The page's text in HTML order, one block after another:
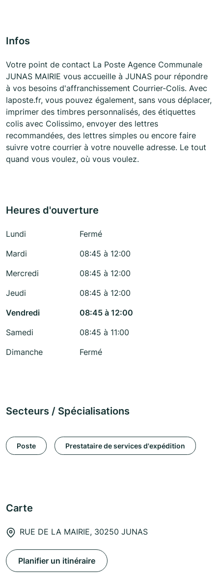
Infos
Votre point de contact La Poste Agence Communale
JUNAS MAIRIE vous accueille à JUNAS pour répondre
à vos besoins d'affranchissement Courrier-Colis. Avec
laposte.fr, vous pouvez également, sans vous déplacer,
imprimer des timbres personnalisés, des étiquettes
colis avec Colissimo, envoyer des lettres
recommandées, des lettres simples ou encore faire
suivre votre courrier à votre nouvelle adresse. Le tout
quand vous voulez, où vous voulez.
Heures d'ouverture
Lundi
Fermé
Mardi
08:45 à 12:00
Mercredi
08:45 à 12:00
Jeudi
08:45 à 12:00
Vendredi
08:45 à 12:00
Samedi
08:45 à 11:00
Dimanche
Fermé
Secteurs / Spécialisations
Poste Prestataire de services d'expédition
Carte
RUE DE LA MAIRIE, 30250 JUNAS
Planifier un itinéraire